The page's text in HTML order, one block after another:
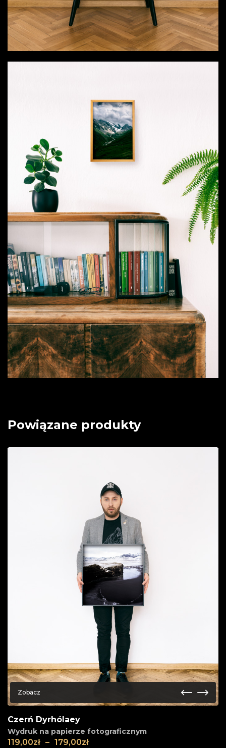
Powiązane produkty
Zobacz
Czerń Dyrhólaey
Wydruk na papierze fotograficznym
119,00zł – 179,00zł